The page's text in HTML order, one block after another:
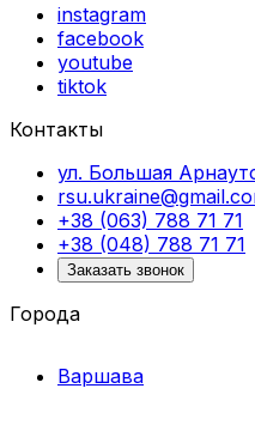
instagram
facebook
youtube
tiktok
Контакты
ул. Большая
+38 (063) 788 71 71
+38 (048) 788 71 71
Заказать звонок
Города
Варшава